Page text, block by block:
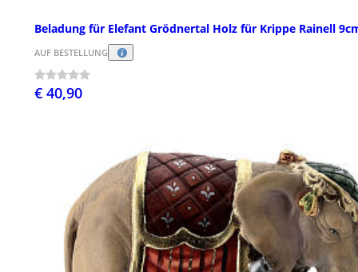
Beladung für Elefant Grödnertal Holz für Krippe Rainell
AUF BESTELLUNG
€ 40,90